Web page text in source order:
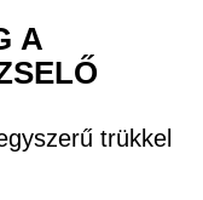
A
trükkel